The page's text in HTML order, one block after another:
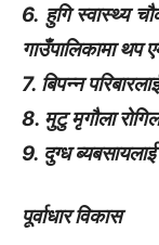
6. हुगि स्वास्थ्य
गाउँपालिकामा थप
7. बिपन्न
8. मुटु मृगौला
9. दुग्ध
पूर्वाधार विकास